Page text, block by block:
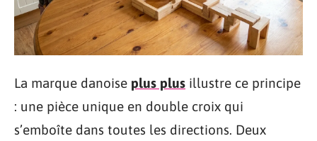
La marque danoise plus plus illustre ce principe
: une pièce unique en double croix qui
s’emboîte dans toutes les directions. Deux